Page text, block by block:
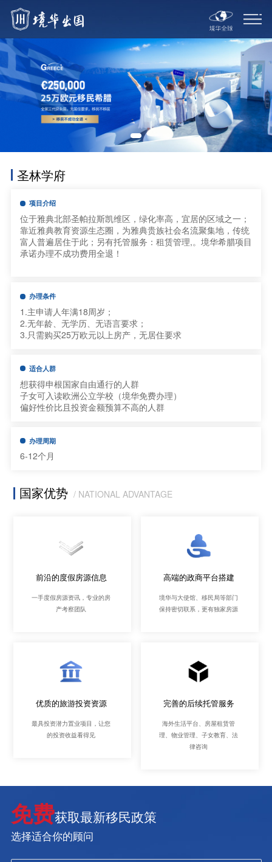
圣林学府
项目介绍
位于雅典北部圣帕拉斯凯维区，绿化率高，宜居的区域之一；
靠近雅典教育资源生态圈，为雅典贵族社会名流聚集地，传统
富人普遍居住于此；另有托管服务：租赁管理,。境华希腊项目
承诺办理不成功费用全退！
办理条件
1.主申请人年满18周岁；
2.无年龄、无学历、无语言要求；
3.只需购买25万欧元以上房产，无居住要求
适合人群
想获得申根国家自由通行的人群
子女可入读欧洲公立学校（境华免费办理）
偏好性价比且投资金额预算不高的人群
办理周期
6-12个月
国家优势 / NATIONAL ADVANTAGE
前沿的度假房源信息
一手度假房源资讯，专业的房
产考察团队
高端的政商平台搭建
境华与大使馆、移民局等部门
保持密切联系，更有独家房源
优质的旅游投资资源
最具投资潜力置业项目，让您
的投资收益看得见
完善的后续托管服务
海外生活平台、房屋租赁管
理、物业管理、子女教育、法
律咨询
免费获取最新移民政策
选择适合你的顾问